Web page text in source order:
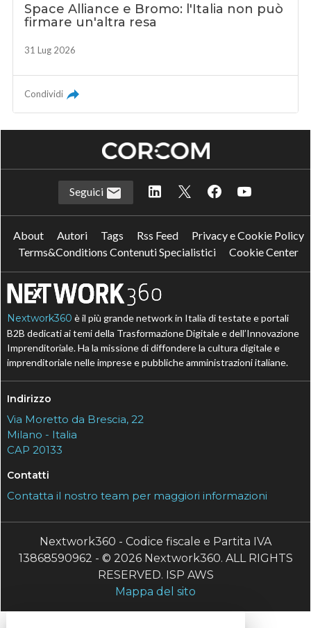
Space Alliance e Bromo: l'Italia non può
firmare un'altra resa
31 Lug 2026
Condividi
Seguici
About Autori Tags Rss Feed
Privacy e Cookie Policy
Terms&Conditions Contenuti Specialistici
Cookie Center
Nextwork360 è il più grande network in Italia di testate e portali
B2B dedicati ai temi della Trasformazione Digitale e dell’Innovazione
Imprenditoriale. Ha la missione di diffondere la cultura digitale e
imprenditoriale nelle imprese e pubbliche amministrazioni italiane.
Indirizzo
Via Moretto da Brescia, 22
Milano - Italia
CAP 20133
Contatti
Contatta il nostro team per maggiori informazioni
Nextwork360 - Codice fiscale e Partita IVA
13868590962 - © 2026 Nextwork360. ALL RIGHTS
RESERVED. ISP AWS
Mappa del sito